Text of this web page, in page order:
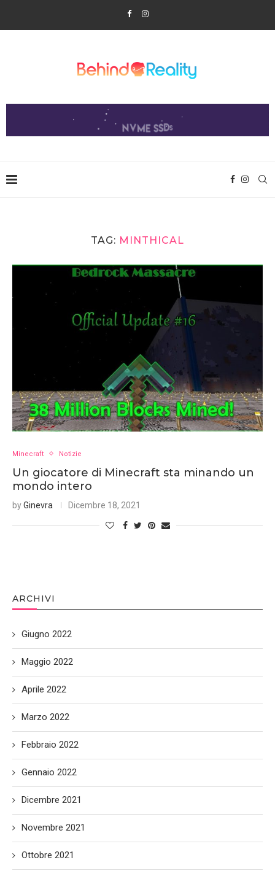
TAG: MINTHICAL
Minecraft Notizie
Un giocatore di Minecraft sta minando un
mondo intero
byGinevra Dicembre 18, 2021
ARCHIVI
Giugno 2022
Maggio 2022
Aprile 2022
Marzo 2022
Febbraio 2022
Gennaio 2022
Dicembre 2021
Novembre 2021
Ottobre 2021